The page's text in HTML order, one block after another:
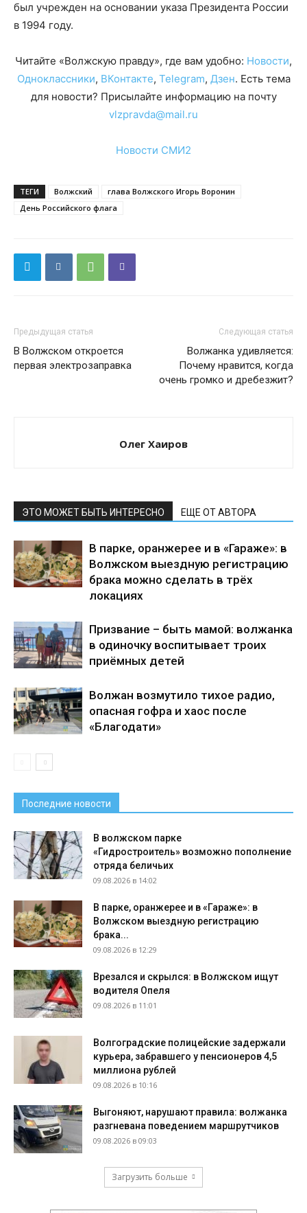
был учрежден на основании указа Президента России
в 1994 году.
Читайте «Волжскую правду», где вам удобно: Новости,
Одноклассники, ВКонтакте, Telegram, Дзен. Есть тема
для новости? Присылайте информацию на почту
vlzpravda@mail.ru
Новости СМИ2
ТЕГИ Волжский
глава Волжского Игорь Воронин
День Российского флага
Предыдущая статья
В Волжском откроется
первая электрозаправка
Следующая статья
Волжанка удивляется:
Почему нравится, когда
очень громко и дребезжит?
Олег Хаиров
ЭТО МОЖЕТ БЫТЬ ИНТЕРЕСНО ЕЩЕ ОТ АВТОРА
В парке, оранжерее и в «Гараже»: в
Волжском выездную регистрацию
брака можно сделать в трёх
локациях
Призвание – быть мамой: волжанка
в одиночку воспитывает троих
приёмных детей
Волжан возмутило тихое радио,
опасная гофра и хаос после
«Благодати»
Последние новости
В волжском парке
«Гидростроитель» возможно пополнение
отряда беличьих
09.08.2026 в 14:02
В парке, оранжерее и в «Гараже»: в
Волжском выездную регистрацию
брака...
09.08.2026 в 12:29
Врезался и скрылся: в Волжском ищут
водителя Опеля
09.08.2026 в 11:01
Волгоградские полицейские задержали
курьера, забравшего у пенсионеров 4,5
миллиона рублей
09.08.2026 в 10:16
Выгоняют, нарушают правила: волжанка
разгневана поведением маршрутчиков
09.08.2026 в 09:03
Загрузить больше